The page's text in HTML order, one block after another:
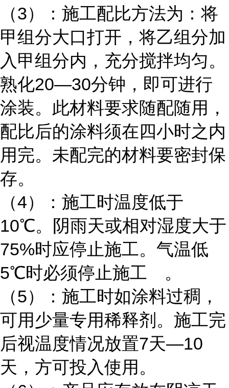
（3）：施工配比方法为：将
甲组分大口打开，将乙组分加
入甲组分内，充分搅拌均匀。
熟化20—30分钟，即可进行
涂装。此材料要求随配随用，
配比后的涂料须在四小时之内
用完。未配完的材料要密封保
存。
（4）：施工时温度低于
10℃。阴雨天或相对湿度大于
75%时应停止施工。气温低
5℃时必须停止施工 。
（5）：施工时如涂料过稠，
可用少量专用稀释剂。施工完
后视温度情况放置7天—10
天，方可投入使用。